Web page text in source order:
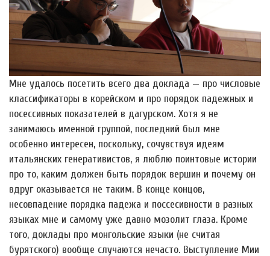
Мне удалось посетить всего два доклада — про числовые
классификаторы в корейском и про порядок падежных и
посессивных показателей в дагурском. Хотя я не
занимаюсь именной группой, последний был мне
особенно интересен, поскольку, сочувствуя идеям
итальянских генеративистов, я люблю поинтовые истории
про то, каким должен быть порядок вершин и почему он
вдруг оказывается не таким. В конце концов,
несовпадение порядка падежа и поссесивности в разных
языках мне и самому уже давно мозолит глаза. Кроме
того, доклады про монгольские языки (не считая
бурятского) вообще случаются нечасто. Выступление Мии